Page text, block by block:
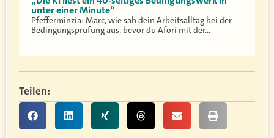
unter einer Minute“
Pfefferminzia: Marc, wie sah dein Arbeitsalltag bei der
Bedingungsprüfung aus, bevor du Afori mit der…
Teilen: